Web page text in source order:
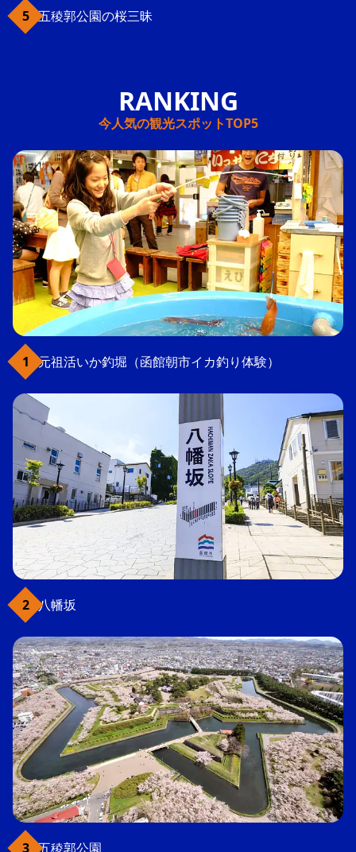
五稜郭公園の桜三昧
今人気の観光スポットTOP5
元祖活いか釣堀（函館朝市イカ釣り体験）
八幡坂
五稜郭公園